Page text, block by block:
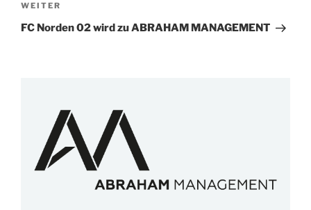
Nächster
Beitrag
WEITER
FC Norden 02 wird zu ABRAHAM MANAGEMENT